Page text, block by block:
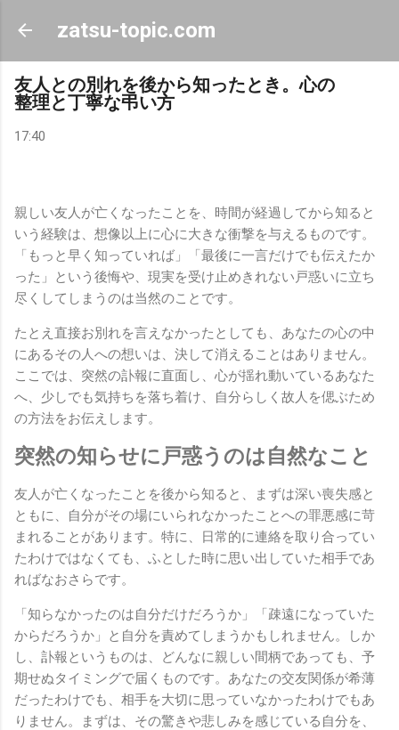
スキップしてメイン コンテンツに移動
zatsu-topic.com
友人との別れを後から知ったとき。心の
整理と丁寧な弔い方
17:40
親しい友人が亡くなったことを、時間が経過してから知ると
いう経験は、想像以上に心に大きな衝撃を与えるものです。
「もっと早く知っていれば」「最後に一言だけでも伝えたか
った」という後悔や、現実を受け止めきれない戸惑いに立ち
尽くしてしまうのは当然のことです。
たとえ直接お別れを言えなかったとしても、あなたの心の中
にあるその人への想いは、決して消えることはありません。
ここでは、突然の訃報に直面し、心が揺れ動いているあなた
へ、少しでも気持ちを落ち着け、自分らしく故人を偲ぶため
の方法をお伝えします。
突然の知らせに戸惑うのは自然なこと
友人が亡くなったことを後から知ると、まずは深い喪失感と
ともに、自分がその場にいられなかったことへの罪悪感に苛
まれることがあります。特に、日常的に連絡を取り合ってい
たわけではなくても、ふとした時に思い出していた相手であ
ればなおさらです。
「知らなかったのは自分だけだろうか」「疎遠になっていた
からだろうか」と自分を責めてしまうかもしれません。しか
し、訃報というものは、どんなに親しい間柄であっても、予
期せぬタイミングで届くものです。あなたの交友関係が希薄
だったわけでも、相手を大切に思っていなかったわけでもあ
りません。まずは、その驚きや悲しみを感じている自分を、